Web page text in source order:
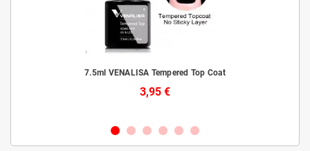
7.5ml VENALISA Tempered Top Coat
3,95 €